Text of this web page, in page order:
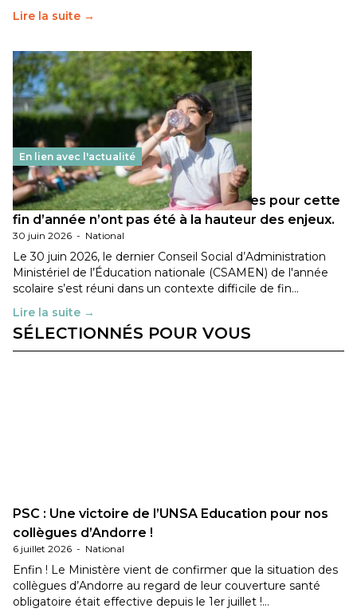
Lire la suite →
En lien avec l'actualité
Les décisions ministérielles attendues pour cette
fin d’année n’ont pas été à la hauteur des enjeux.
30 juin 2026 - National
Le 30 juin 2026, le dernier Conseil Social d’Administration
Ministériel de l’Éducation nationale (CSAMEN) de l'année
scolaire s’est réuni dans un contexte difficile de fin…
Lire la suite →
SÉLECTIONNÉS POUR VOUS
PSC : Une victoire de l’UNSA Education pour nos
collègues d’Andorre !
6 juillet 2026 - National
Enfin ! Le Ministère vient de confirmer que la situation des
collègues d’Andorre au regard de leur couverture santé
obligatoire était effective depuis le 1er juillet !…